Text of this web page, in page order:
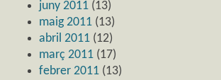
juny 2011 (13)
maig 2011 (13)
abril 2011 (12)
març 2011 (17)
febrer 2011 (13)